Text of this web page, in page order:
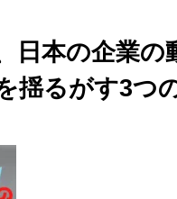
日本の企業の
揺るがす3つ